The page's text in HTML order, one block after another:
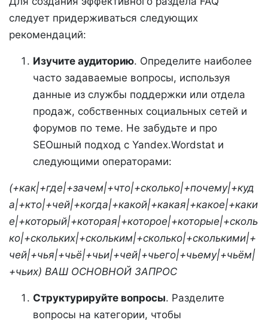
следует придерживаться следующих
рекомендаций:
Изучите аудиторию. Определите наиболее
часто задаваемые вопросы, используя
данные из службы поддержки или отдела
продаж, собственных социальных сетей и
форумов по теме. Не забудьте и про
SEOшный подход с Yandex.Wordstat и
следующими операторами:
(+как|+где|+зачем|+что|+сколько|+почему|+куд
а|+кто|+чей|+когда|+какой|+какая|+какое|+каки
е|+который|+которая|+которое|+которые|+сколь
ко|+скольких|+скольким|+сколько|+сколькими|+
чей|+чья|+чьё|+чьи|+чей|+чьего|+чьему|+чьём|
+чьих) ВАШ ОСНОВНОЙ ЗАПРОС
Структурируйте вопросы. Разделите
вопросы на категории, чтобы